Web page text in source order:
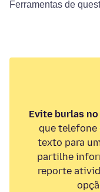
Ferramentas de
Evite burlas
que telefone
texto para
partilhe
reporte